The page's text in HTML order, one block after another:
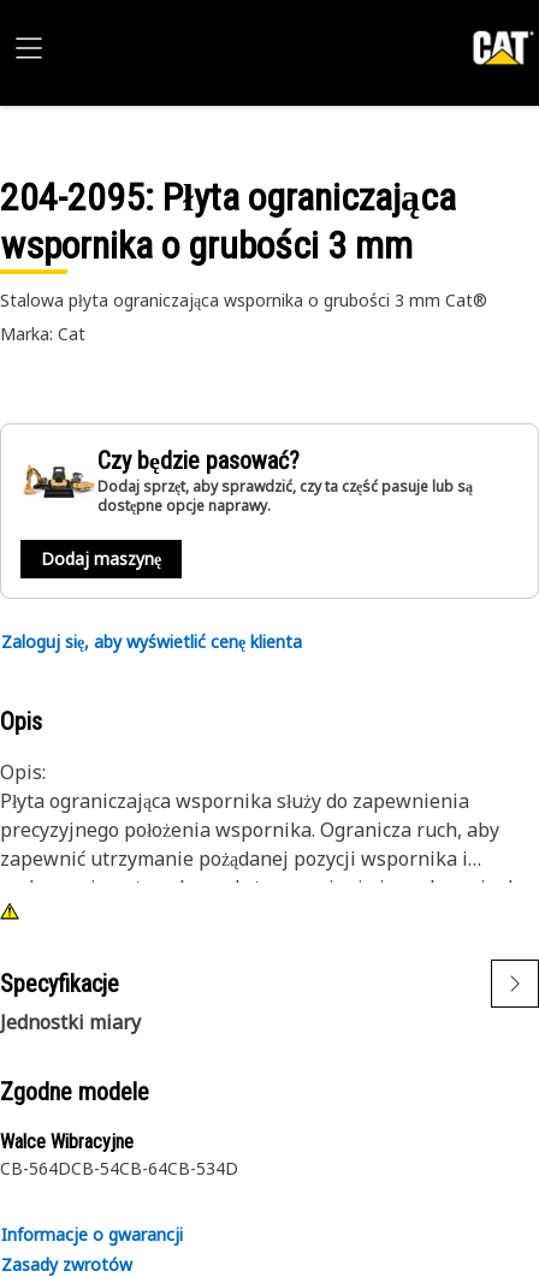
204-2095: Płyta ograniczająca
wspornika o grubości 3 mm
Stalowa płyta ograniczająca wspornika o grubości 3 mm Cat®
Marka: Cat
Czy będzie pasować?
Dodaj sprzęt, aby sprawdzić, czy ta część pasuje lub są
dostępne opcje naprawy.
Dodaj maszynę
Zaloguj się, aby wyświetlić cenę klienta
Opis
Opis:
Płyta ograniczająca wspornika służy do zapewnienia
precyzyjnego położenia wspornika. Ogranicza ruch, aby
zapewnić utrzymanie pożądanej pozycji wspornika i
zachowanie optymalnego kąta zgarniania i przylegania do
powierzchni bębna.
Atrybuty:
• 2 podłużne otwory montażowe pasujące do elementów
złącznych w rozmiarze M6
Płyta ograniczająca wspornika gwarantuje skuteczność
usuwania materiału przez zgarniacz bębna.
Specyfikacje
Jednostki miary
Zgodne modele
Walce Wibracyjne
CB-564DCB-54CB-64CB-534D
Informacje o gwarancji
Zasady zwrotów